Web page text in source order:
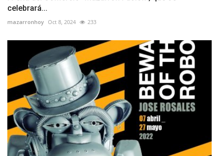
celebrará...
mazarronhoy Oct 8, 2024 233